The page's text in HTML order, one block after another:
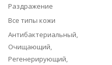
Раздражение
Все типы кожи
Антибактериальный,
Очищающий,
Регенерирующий,